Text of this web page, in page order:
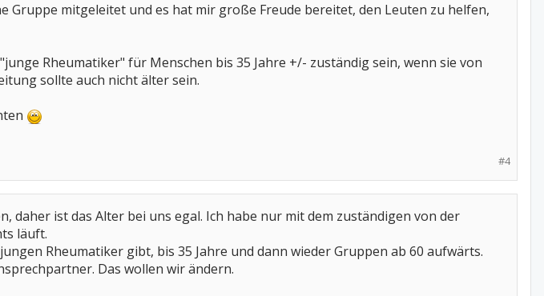
Gruppe mitgeleitet und es hat mir große Freude bereitet, den Leuten zu helfen,
Rheumatiker" für Menschen bis 35 Jahre +/- zuständig sein, wenn sie von
sollte auch nicht älter sein.
#4
daher ist das Alter bei uns egal. Ich habe nur mit dem zuständigen von der
läuft.
Rheumatiker gibt, bis 35 Jahre und dann wieder Gruppen ab 60 aufwärts.
Das wollen wir ändern.